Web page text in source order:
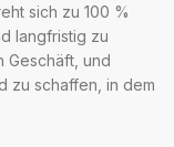
sich zu 100 %
langfristig zu
Geschäft, und
zu schaffen, in dem